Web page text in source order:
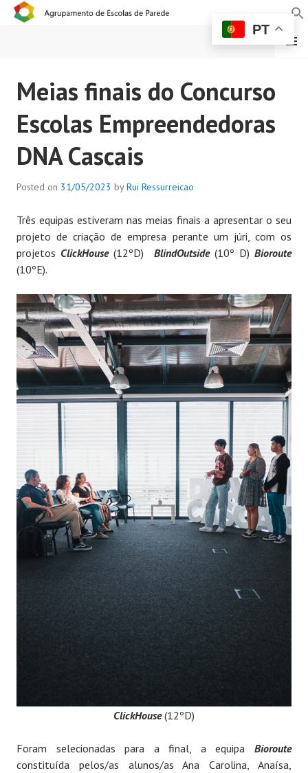
AGRUPAMENTO DE
ESCOLAS DE PAREDE
MENU
Meias finais do Concurso
Escolas Empreendedoras
DNA Cascais
Posted on 31/05/2023 byRui Ressurreicao
Três equipas estiveram nas meias finais a apresentar o seu
projeto de criação de empresa perante um júri, com os
projetos ClickHouse(12ºD) BlindOutside(10º D)Bioroute
(10ºE).
ClickHouse(12ºD)
Foram selecionadas para a final, a equipa Bioroute
constituída pelos/as alunos/as Ana Carolina, Anaísa,
PT